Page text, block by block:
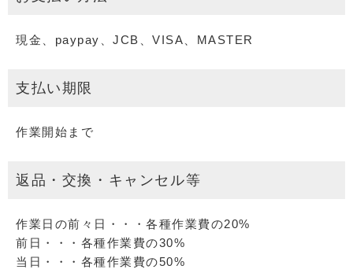
現金、paypay、JCB、VISA、MASTER
支払い期限
作業開始まで
返品・交換・キャンセル等
作業日の前々日・・・各種作業費の20%
前日・・・各種作業費の30%
当日・・・各種作業費の50%